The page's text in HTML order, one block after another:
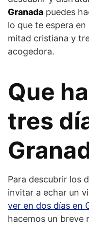
Granada puedes
lo que te espera
mitad cristiana y
acogedora.
Que
tres
Para descubrir los
invitar a echar un
ver en dos días en
hacemos un breve